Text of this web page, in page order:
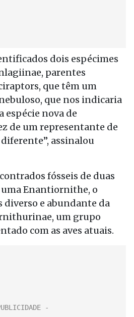
dois espécimes
parentes
que têm um
que nos indicaria
espécie nova de
de um representante de
assinalou
fósseis de duas
Enantiornithe, o
diverso e abundante da
um grupo
com as aves atuais.